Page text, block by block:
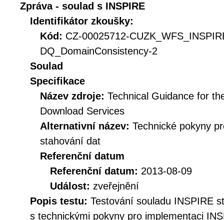
Zpráva - soulad s INSPIRE
Identifikátor zkoušky:
Kód: CZ-00025712-
DQ_DomainConsistency-2
Soulad
Specifikace
Název zdroje: Technical Guidance for
Download Services
Alternativní název: Technické pokyny
stahování dat
Referenční datum
Referenční datum: 2013-08-09
Událost: zveřejnění
Popis testu: Testování souladu INSPIRE
s technickými pokyny pro implementaci